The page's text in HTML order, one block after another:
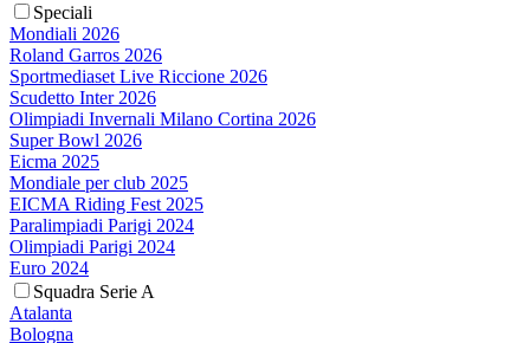
Speciali
Mondiali 2026
Roland Garros 2026
Sportmediaset Live Riccione 2026
Scudetto Inter 2026
Olimpiadi Invernali Milano Cortina 2026
Super Bowl 2026
Eicma 2025
Mondiale per club 2025
EICMA Riding Fest 2025
Paralimpiadi Parigi 2024
Olimpiadi Parigi 2024
Euro 2024
Squadra Serie A
Atalanta
Bologna